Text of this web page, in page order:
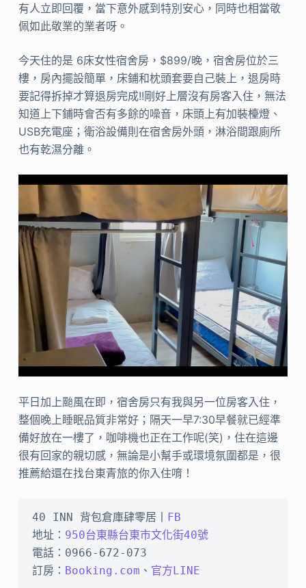
有人立即回覆，當下意外感到特別安心，同時也相當敬
佩如此敬業的業者呀。
今天住的是 6床女性宿舍房，$899/晚，宿舍房位於三
樓，房內擺設簡單，床鋪和枕頭套要自己裝上，退房時
要記得拆掉才算退房完成!!剛好上層沒有房客入住，無法
知道上下鋪時會否有多餘的噪音，床頭上有加裝檯燈、
USB充電座；衛浴設備則在宿舍房外頭，淋浴間跟廁所
也有乾濕分離。
平日加上颱風在即，宿舍房只有我與另一位房客入住，
整個晚上睡眠品質非常好；隔天一早7:30早餐就已經準
備好放在一樓了，咖啡機也正在工作呢(笑)，住在這邊
很有回家的親切感，無論是小幫手或環境氛圍都是，很
推薦給還在找台東青旅的你入住唷！
40 INN 背包倉庫肆零居丨
FB
地址： 950台東縣台東市文化街40號
電話：0966-672-073
訂房： Booking.com 、 官方LINE